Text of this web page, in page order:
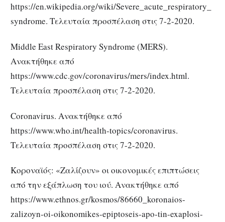
https://en.wikipedia.org/wiki/Severe_acute_respiratory_
syndrome. Τελευταία προσπέλαση στις 7-2-2020.
Middle East Respiratory Syndrome (MERS).
Ανακτήθηκε από
https://www.cdc.gov/coronavirus/mers/index.html.
Τελευταία προσπέλαση στις 7-2-2020.
Coronavirus. Ανακτήθηκε από
https://www.who.int/health-topics/coronavirus.
Τελευταία προσπέλαση στις 7-2-2020.
Κοροναϊός: «Ζαλίζουν» οι οικονομικές επιπτώσεις
από την εξάπλωση του ιού. Ανακτήθηκε από
https://www.ethnos.gr/kosmos/86660_koronaios-
zalizoyn-oi-oikonomikes-epiptoseis-apo-tin-exaplosi-